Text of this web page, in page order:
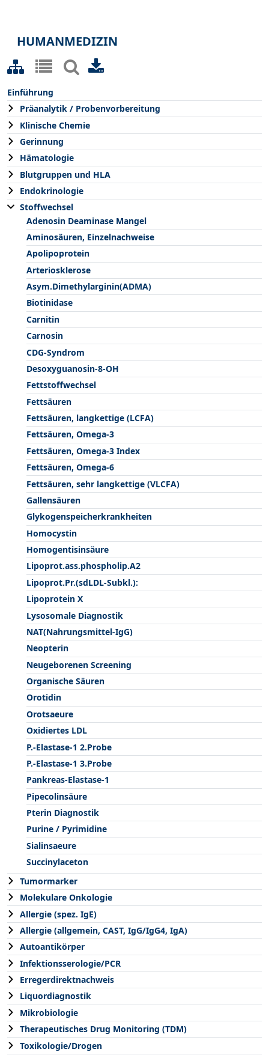
HUMANMEDIZIN
Einführung
Präanalytik / Probenvorbereitung
Klinische Chemie
Gerinnung
Hämatologie
Blutgruppen und HLA
Endokrinologie
Stoffwechsel
Adenosin Deaminase Mangel
Aminosäuren, Einzelnachweise
Apolipoprotein
Arteriosklerose
Asym.Dimethylarginin(ADMA)
Biotinidase
Carnitin
Carnosin
CDG-Syndrom
Desoxyguanosin-8-OH
Fettstoffwechsel
Fettsäuren
Fettsäuren, langkettige (LCFA)
Fettsäuren, Omega-3
Fettsäuren, Omega-3 Index
Fettsäuren, Omega-6
Fettsäuren, sehr langkettige (VLCFA)
Gallensäuren
Glykogenspeicherkrankheiten
Homocystin
Homogentisinsäure
Lipoprot.ass.phospholip.A2
Lipoprot.Pr.(sdLDL-Subkl.):
Lipoprotein X
Lysosomale Diagnostik
NAT(Nahrungsmittel-IgG)
Neopterin
Neugeborenen Screening
Organische Säuren
Orotidin
Orotsaeure
Oxidiertes LDL
P.-Elastase-1 2.Probe
P.-Elastase-1 3.Probe
Pankreas-Elastase-1
Pipecolinsäure
Pterin Diagnostik
Purine / Pyrimidine
Sialinsaeure
Succinylaceton
Tumormarker
Molekulare Onkologie
Allergie (spez. IgE)
Allergie (allgemein, CAST, IgG/IgG4, IgA)
Autoantikörper
Infektionsserologie/PCR
Erregerdirektnachweis
Liquordiagnostik
Mikrobiologie
Therapeutisches Drug Monitoring (TDM)
Toxikologie/Drogen